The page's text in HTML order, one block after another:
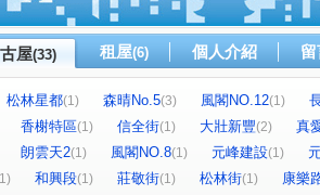
屋(33) 租屋(6) 個人介紹
松林星都(1) 森晴No.5(3) 風閣NO.12(1)
香榭特區(1) 信全街(1) 大壯新豐(2)
真
朗雲天2(1) 風閣NO.8(1) 元峰建設(1)
和興段(1) 莊敬街(1) 松林街(1)
康樂